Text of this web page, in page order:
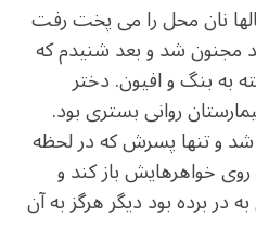
نان محل را می پخت رفت
مجنون شد و بعد شنیدم که
به بنگ و افیون. دختر
روانی بستری بود.
و تنها پسرش که در لحظه
خواهرهایش باز کند و
در برده بود دیگر هرگز به آن